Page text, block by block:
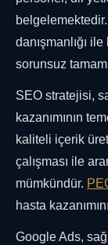
belgelemektedir.
danışmanlığı
sorunsuz
SEO stratejisi,
kazanımının
kaliteli içerik
çalışması ile
mümkündür.
hasta
Google Ads,